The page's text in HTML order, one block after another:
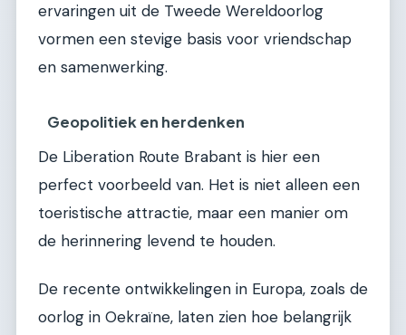
ervaringen uit de Tweede Wereldoorlog
vormen een stevige basis voor vriendschap
en samenwerking.
Geopolitiek en herdenken
De Liberation Route Brabant is hier een
perfect voorbeeld van. Het is niet alleen een
toeristische attractie, maar een manier om
de herinnering levend te houden.
De recente ontwikkelingen in Europa, zoals de
oorlog in Oekraïne, laten zien hoe belangrijk